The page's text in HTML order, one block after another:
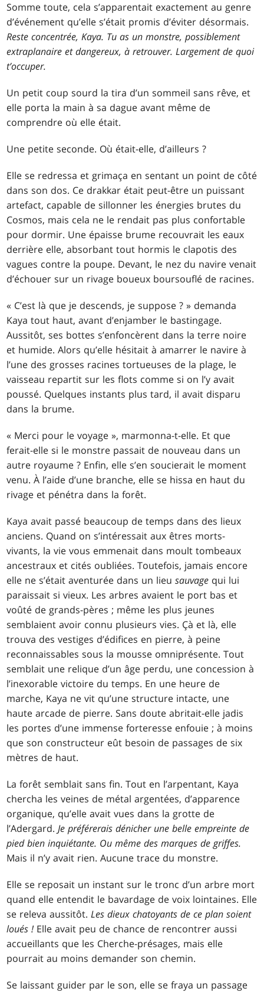
Somme toute, cela s’apparentait exactement au genre
d’événement qu’elle s’était promis d’éviter désormais.
Reste concentrée, Kaya. Tu as un monstre, possiblement
extraplanaire et dangereux, à retrouver. Largement de quoi
t’occuper.
Un petit coup sourd la tira d’un sommeil sans rêve, et
elle porta la main à sa dague avant même de
comprendre où elle était.
Une petite seconde. Où était-elle, d’ailleurs ?
Elle se redressa et grimaça en sentant un point de côté
dans son dos. Ce drakkar était peut-être un puissant
artefact, capable de sillonner les énergies brutes du
Cosmos, mais cela ne le rendait pas plus confortable
pour dormir. Une épaisse brume recouvrait les eaux
derrière elle, absorbant tout hormis le clapotis des
vagues contre la poupe. Devant, le nez du navire venait
d’échouer sur un rivage boueux boursouflé de racines.
« C’est là que je descends, je suppose ? » demanda
Kaya tout haut, avant d’enjamber le bastingage.
Aussitôt, ses bottes s’enfoncèrent dans la terre noire
et humide. Alors qu’elle hésitait à amarrer le navire à
l’une des grosses racines tortueuses de la plage, le
vaisseau repartit sur les flots comme si on l’y avait
poussé. Quelques instants plus tard, il avait disparu
dans la brume.
« Merci pour le voyage », marmonna-t-elle. Et que
ferait-elle si le monstre passait de nouveau dans un
autre royaume ? Enfin, elle s’en soucierait le moment
venu. À l’aide d’une branche, elle se hissa en haut du
rivage et pénétra dans la forêt.
Kaya avait passé beaucoup de temps dans des lieux
anciens. Quand on s’intéressait aux êtres morts-
vivants, la vie vous emmenait dans moult tombeaux
ancestraux et cités oubliées. Toutefois, jamais encore
elle ne s’était aventurée dans un lieusauvage qui lui
paraissait si vieux. Les arbres avaient le port bas et
voûté de grands-pères ; même les plus jeunes
semblaient avoir connu plusieurs vies. Çà et là, elle
trouva des vestiges d’édifices en pierre, à peine
reconnaissables sous la mousse omniprésente. Tout
semblait une relique d’un âge perdu, une concession à
l’inexorable victoire du temps. En une heure de
marche, Kaya ne vit qu’une structure intacte, une
haute arcade de pierre. Sans doute abritait-elle jadis
les portes d’une immense forteresse enfouie ; à moins
que son constructeur eût besoin de passages de six
mètres de haut.
La forêt semblait sans fin. Tout en l’arpentant, Kaya
chercha les veines de métal argentées, d’apparence
organique, qu’elle avait vues dans la grotte de
l’Adergard.Je préférerais dénicher une belle empreinte de
pied bien inquiétante. Ou même des marques de griffes.
Mais il n’y avait rien. Aucune trace du monstre.
Elle se reposait un instant sur le tronc d’un arbre mort
quand elle entendit le bavardage de voix lointaines. Elle
se releva aussitôt.Les dieux chatoyants de ce plan soient
loués !Elle avait peu de chance de rencontrer aussi
accueillants que les Cherche-présages, mais elle
pourrait au moins demander son chemin.
Se laissant guider par le son, elle se fraya un passage